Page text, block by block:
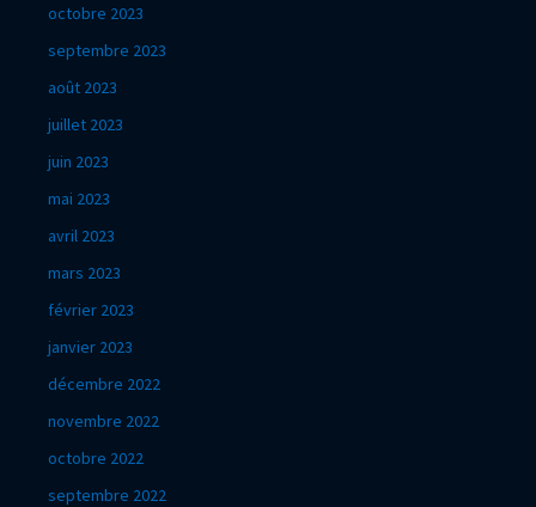
octobre 2023
septembre 2023
août 2023
juillet 2023
juin 2023
mai 2023
avril 2023
mars 2023
février 2023
janvier 2023
décembre 2022
novembre 2022
octobre 2022
septembre 2022